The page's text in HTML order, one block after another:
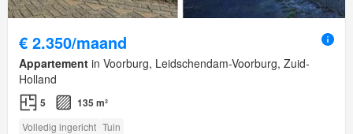
€ 2.350/maand
Appartement in Voorburg, Leidschendam-Voorburg, Zuid-
Holland
5 135 m²
Volledig ingericht Tuin